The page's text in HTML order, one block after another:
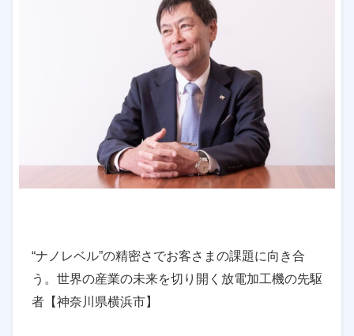
“ナノレベル”の精密さでお客さまの課題に向き合
う。世界の産業の未来を切り開く放電加工機の先駆
者【神奈川県横浜市】